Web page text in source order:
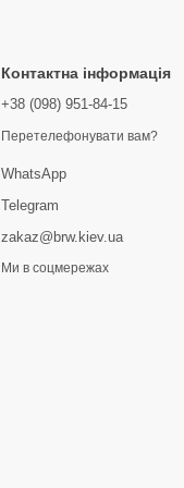
Контактна інформація
+38 (098) 951-84-15
Перетелефонувати вам?
WhatsApp
Telegram
zakaz@brw.kiev.ua
Ми в соцмережах